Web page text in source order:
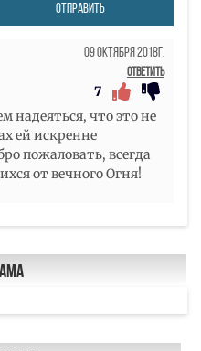
ОТПРАВИТЬ
09 Октября 2018г.
Ответить
7
надеяться, что это не
ей искренне
пожаловать, всегда
от вечного Огня!